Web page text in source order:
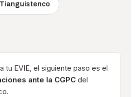
Tianguistenco
tu EVIE, el siguiente paso es el
ante la CGPC del